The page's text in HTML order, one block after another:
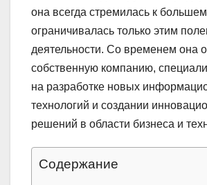
она всегда стремилась к
ограничивалась только этим
деятельности. Со временем она
собственную компанию,
на разработке новых
технологий и создании
решений в области бизнеса и
Содержание